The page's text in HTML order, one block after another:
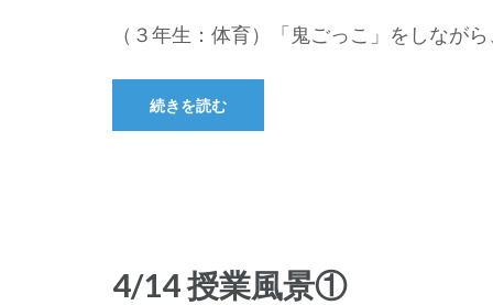
（３年生：体育）「鬼ごっこ」をしなが
続きを読む
4/14 授業風景①